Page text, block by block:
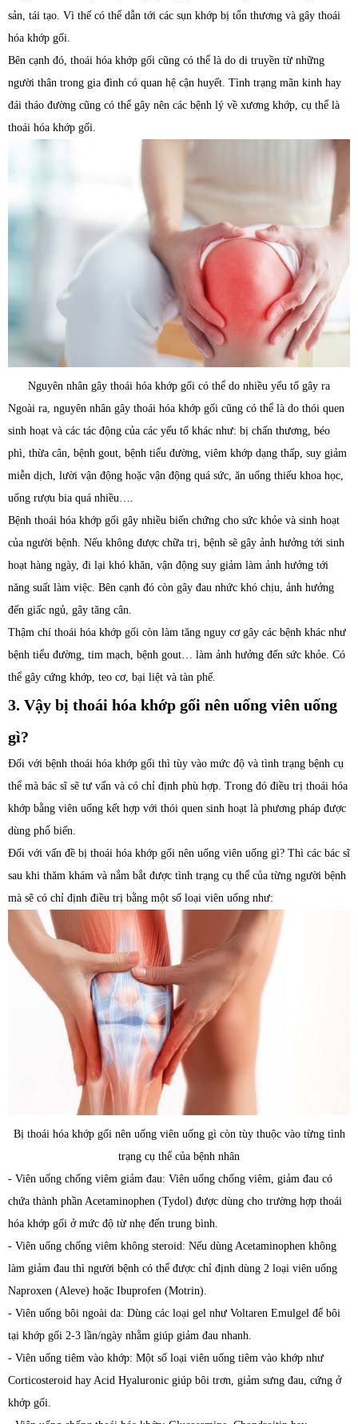
sản, tái tạo. Vì thế có thể dẫn tới các sụn khớp bị tổn thương và gây thoái
hóa khớp gối.
Bên cạnh đó, thoái hóa khớp gối cũng có thể là do di truyền từ những
người thân trong gia đình có quan hệ cận huyết. Tình trạng mãn kinh hay
đái tháo đường cũng có thể gây nên các bệnh lý về xương khớp, cụ thể là
thoái hóa khớp gối.
Nguyên nhân gây thoái hóa khớp gối có thể do nhiều yếu tố gây ra
Ngoài ra, nguyên nhân gây thoái hóa khớp gối cũng có thể là do thói quen
sinh hoạt và các tác động của các yếu tố khác như: bị chấn thương, béo
phì, thừa cân, bệnh gout, bệnh tiểu đường, viêm khớp dạng thấp, suy giảm
miễn dịch, lười vận động hoặc vận động quá sức, ăn uống thiếu khoa học,
uống rượu bia quá nhiều….
Bệnh thoái hóa khớp gối gây nhiều biến chứng cho sức khỏe và sinh hoạt
của người bệnh. Nếu không được chữa trị, bệnh sẽ gây ảnh hưởng tới sinh
hoạt hàng ngày, đi lại khó khăn, vận động suy giảm làm ảnh hưởng tới
năng suất làm việc. Bên cạnh đó còn gây đau nhức khó chịu, ảnh hưởng
đến giấc ngủ, gây tăng cân.
Thậm chí thoái hóa khớp gối còn làm tăng nguy cơ gây các bệnh khác như
bệnh tiểu đường, tim mạch, bệnh gout… làm ảnh hưởng đến sức khỏe. Có
thể gây cứng khớp, teo cơ, bại liệt và tàn phế.
3. Vậy bị thoái hóa khớp gối nên uống viên uống
gì?
Đối với bệnh thoái hóa khớp gối thì tùy vào mức độ và tình trạng bệnh cụ
thể mà bác sĩ sẽ tư vấn và có chỉ định phù hợp. Trong đó điều trị thoái hóa
khớp bằng viên uống kết hợp với thói quen sinh hoạt là phương pháp được
dùng phổ biến.
Đối với vấn đề bị thoái hóa khớp gối nên uống viên uống gì? Thì các bác sĩ
sau khi thăm khám và nắm bắt được tình trạng cụ thể của từng người bệnh
mà sẽ có chỉ định điều trị bằng một số loại viên uống như:
Bị thoái hóa khớp gối nên uống viên uống gì còn tùy thuộc vào từng tình
trạng cụ thể của bệnh nhân
- Viên uống chống viêm giảm đau: Viên uống chống viêm, giảm đau có
chứa thành phần Acetaminophen (Tydol) được dùng cho trường hợp thoái
hóa khớp gối ở mức độ từ nhẹ đến trung bình.
- Viên uống chống viêm không steroid: Nếu dùng Acetaminophen không
làm giảm đau thì người bệnh có thể được chỉ định dùng 2 loại viên uống
Naproxen (Aleve) hoặc Ibuprofen (Motrin).
- Viên uống bôi ngoài da: Dùng các loại gel như Voltaren Emulgel để bôi
tại khớp gối 2-3 lần/ngày nhằm giúp giảm đau nhanh.
- Viên uống tiêm vào khớp: Một số loại viên uống tiêm vào khớp như
Corticosteroid hay Acid Hyaluronic giúp bôi trơn, giảm sưng đau, cứng ở
khớp gối.